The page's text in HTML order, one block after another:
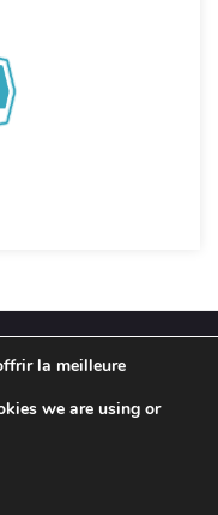
la meilleure
we are using or